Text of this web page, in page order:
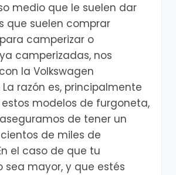
medio que le suelen dar
que suelen comprar
camperizar o
camperizadas, nos
la Volkswagen
La razón es, principalmente
modelos de furgoneta,
de tener un
de miles de
el caso de que tu
sea mayor, y que estés